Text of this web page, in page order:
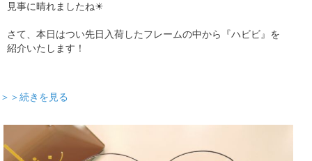
見事に晴れましたね☀
さて、本日はつい先日入荷したフレームの中から『ハビビ』を
紹介いたします！
＞＞続きを見る